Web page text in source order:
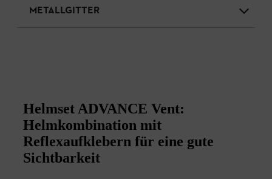
METALLGITTER
Helmset ADVANCE Vent:
Helmkombination mit
Reflexaufklebern für eine gute
Sichtbarkeit